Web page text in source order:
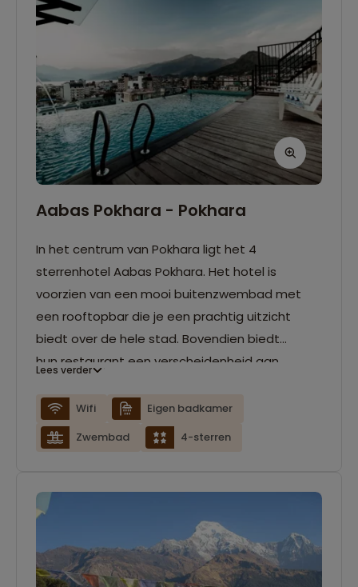
Aabas Pokhara - Pokhara
In het centrum van Pokhara ligt het 4
sterrenhotel Aabas Pokhara. Het hotel is
voorzien van een mooi buitenzwembad met
een rooftopbar die je een prachtig uitzicht
biedt over de hele stad. Bovendien biedt
hun restaurant een verscheidenheid aan
kamers voorzien van airconditioning, eigen
badkamer, wifi en een kluisje.
Lees verder
Wifi
Eigen badkamer
Zwembad
4-sterren